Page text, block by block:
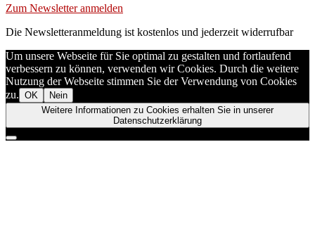
Zum Newsletter anmelden
Die Newsletteranmeldung ist kostenlos und jederzeit widerrufbar
Um unsere Webseite für Sie optimal zu gestalten und fortlaufend
verbessern zu können, verwenden wir Cookies. Durch die weitere
Nutzung der Webseite stimmen Sie der Verwendung von Cookies
zu. OK
Nein
Weitere Informationen zu Cookies erhalten Sie in unserer
Datenschutzerklärung